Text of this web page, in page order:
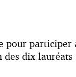
pour participer
dix lauréats